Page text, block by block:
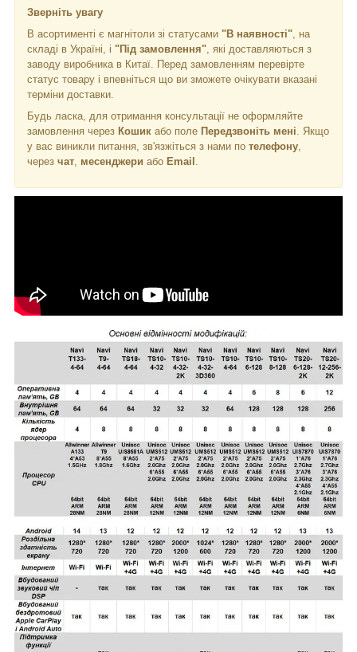
Зверніть увагу
В асортименті є магнітоли зі статусами "В наявності" , на
складі в Україні, і "Під замовлення" , які доставляються з
заводу виробника в Китаї. Перед замовленням перевірте
статус товару і впевніться що ви зможете очікувати вказані
терміни доставки.
Будь ласка, для отримання консультації не оформляйте
замовлення через Кошик або поле Передзвоніть мені . Якщо
у вас виникли питання, зв'язжіться з нами по телефону
через чат месенджери або Email